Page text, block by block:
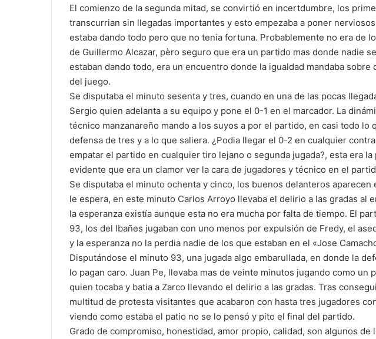
El comienzo de la segunda mitad, se convirtió en incertdumbre, los
transcurrian sin llegadas importantes y esto empezaba a poner
estaba dando todo pero que no tenia fortuna. Probablemente no era de
de Guillermo Alcazar, pèro seguro que era un partido mas donde nadie
estaban dando todo, era un encuentro donde la igualdad mandaba sobre
del juego.
Se disputaba el minuto sesenta y tres, cuando en una de las pocas
Sergio quien adelanta a su equipo y pone el 0-1 en el marcador. La
técnico manzanareño mando a los suyos a por el partido, en casi todo lo
defensa de tres y a lo que saliera. ¿Podia llegar el 0-2 en cualquier
empatar el partido en cualquier tiro lejano o segunda jugada?, esta era
evidente que era un clamor ver la cara de jugadores y técnico en el
Se disputaba el minuto ochenta y cinco, los buenos delanteros aparecen
le espera, en este minuto Carlos Arroyo llevaba el delirio a las gradas al
la esperanza existía aunque esta no era mucha por falta de tiempo. El
93, los del Ibañes jugaban con uno menos por expulsión de Fredy, el
y la esperanza no la perdia nadie de los que estaban en el «Jose
Disputándose el minuto 93, una jugada algo embarullada, en donde la
lo pagan caro. Juan Pe, llevaba mas de veinte minutos jugando como un
quien tocaba y batia a Zarco llevando el delirio a las gradas. Tras
multitud de protesta visitantes que acabaron con hasta tres jugadores
viendo como estaba el patio no se lo pensó y pito el final del partido.
Grado de compromiso, honestidad, amor propio, calidad, son algunos de